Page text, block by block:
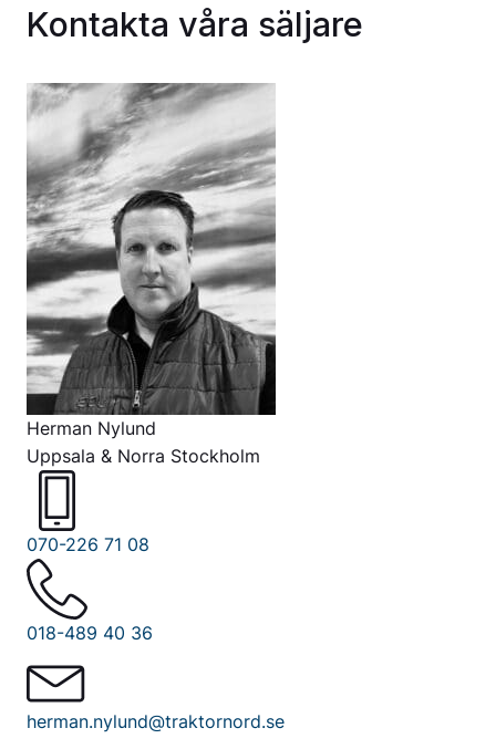
Kontakta våra säljare
Herman Nylund
Uppsala & Norra Stockholm
070-226 71 08
018-489 40 36
herman.nylund@traktornord.se